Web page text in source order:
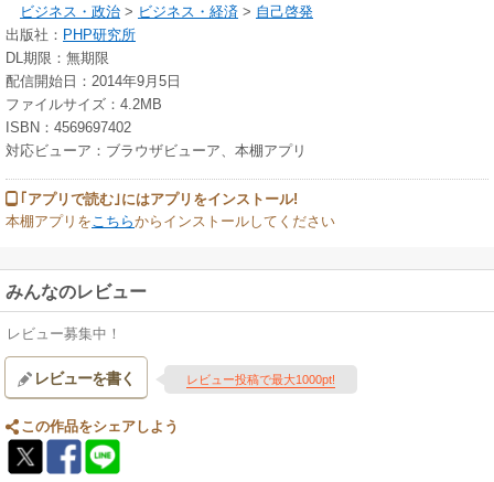
ビジネス・政治 > ビジネス・経済 > 自己啓発
出版社： PHP研究所
DL期限：無期限
配信開始日：2014年9月5日
ファイルサイズ：4.2MB
ISBN：4569697402
対応ビューア：ブラウザビューア、本棚アプリ
｢アプリで読む｣にはアプリをインストール!
本棚アプリをこちらからインストールしてください
みんなのレビュー
レビュー募集中！
レビューを書く レビュー投稿で最大1000pt!
この作品をシェアしよう